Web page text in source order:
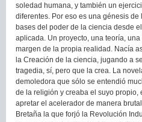
soledad humana, y también un
diferentes. Por eso es una génesis
bases del poder de la ciencia desde
aplicada. Un proyecto, una teoría,
margen de la propia realidad. Nacía
la Creación de la ciencia, jugando a
tragedia, sí, pero que la crea. La
demoledora que sólo se entendió
de la religión y creaba el suyo propio,
apretar el acelerador de manera
Bretaña la que forjó la Revolución